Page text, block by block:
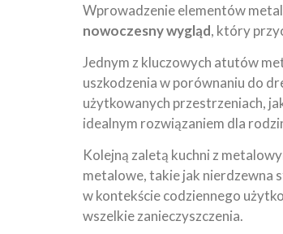
Wprowadzenie elementów
nowoczesny wygląd, który
Jednym z kluczowych atutów
uszkodzenia w porównaniu do
użytkowanych przestrzeniach,
idealnym rozwiązaniem dla
Kolejną zaletą kuchni z
metalowe, takie jak nierdzewna
w kontekście codziennego
wszelkie zanieczyszczenia.